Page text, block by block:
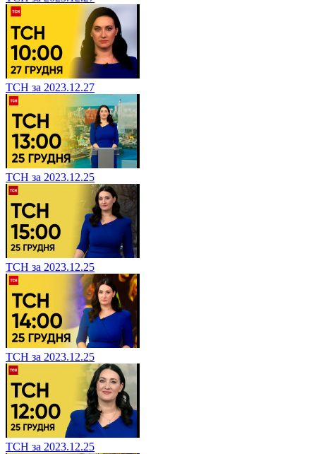
ТСН за 2023.12.27
ТСН за 2023.12.25
ТСН за 2023.12.25
ТСН за 2023.12.25
ТСН за 2023.12.25